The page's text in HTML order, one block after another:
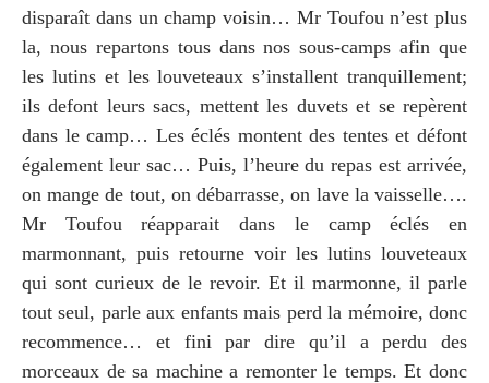
disparaît dans un champ voisin… Mr Toufou n’est plus
la, nous repartons tous dans nos sous-camps afin que
les lutins et les louveteaux s’installent tranquillement;
ils defont leurs sacs, mettent les duvets et se repèrent
dans le camp… Les éclés montent des tentes et défont
également leur sac… Puis, l’heure du repas est arrivée,
on mange de tout, on débarrasse, on lave la vaisselle….
Mr Toufou réapparait dans le camp éclés en
marmonnant, puis retourne voir les lutins louveteaux
qui sont curieux de le revoir. Et il marmonne, il parle
tout seul, parle aux enfants mais perd la mémoire, donc
recommence… et fini par dire qu’il a perdu des
morceaux de sa machine a remonter le temps. Et donc